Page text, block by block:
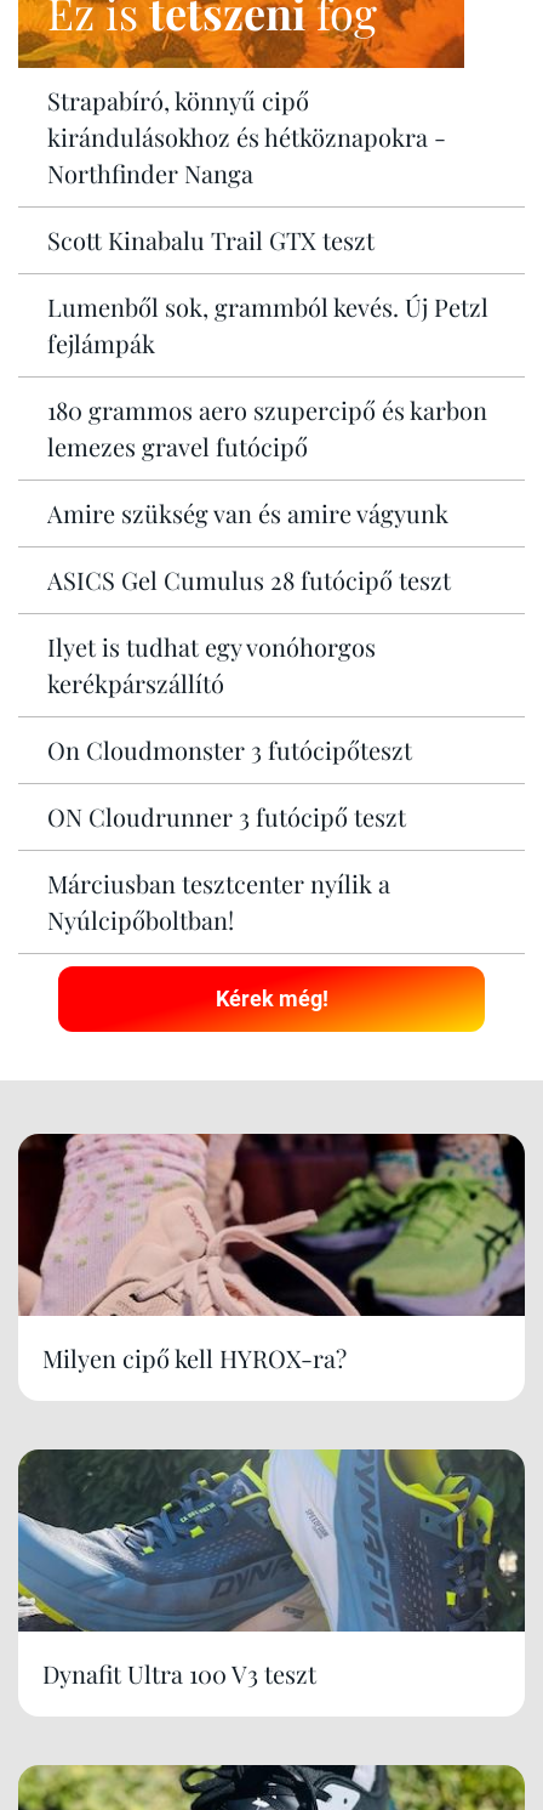
Ez istetszenifog
Strapabíró, könnyű cipő
kirándulásokhoz és hétköznapokra -
Northfinder Nanga
Scott Kinabalu Trail GTX teszt
Lumenből sok, grammból kevés. Új Petzl
fejlámpák
180 grammos aero szupercipő és karbon
lemezes gravel futócipő
Amire szükség van és amire vágyunk
ASICS Gel Cumulus 28 futócipő teszt
Ilyet is tudhat egy vonóhorgos
kerékpárszállító
On Cloudmonster 3 futócipőteszt
ON Cloudrunner 3 futócipő teszt
Márciusban tesztcenter nyílik a
Nyúlcipőboltban!
Kérek még!
Milyen cipő kell HYROX-ra?
Dynafit Ultra 100 V3 teszt